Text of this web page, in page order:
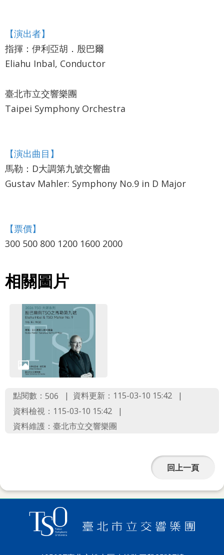
及
資
安
全
著
作
權
【演出者】
指揮：伊利亞胡．殷巴爾
Eliahu Inbal, Conductor
臺北市立交響樂團
Taipei Symphony Orchestra
【演出曲目】
馬勒：D大調第九號交響曲
Gustav Mahler: Symphony No.9 in D Major
【票價】
300 500 800 1200 1600 2000
相關圖片
點閱數： 506
資料更新：115-03-10 15:42
資料檢視：115-03-10 15:42
資料維護：臺北市立交響樂團
回上一頁